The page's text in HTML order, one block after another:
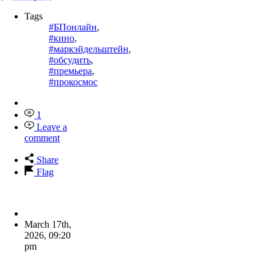
Tags
#БПонлайн,
#кино,
#маркэйдельштейн,
#обсудить,
#премьера,
#прокосмос
1
Leave a
comment
Share
Flag
March 17th,
2026, 09:20
pm